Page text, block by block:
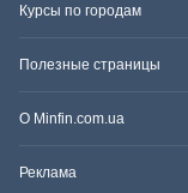
Курсы по городам
Полезные страницы
О Minfin.com.ua
Реклама